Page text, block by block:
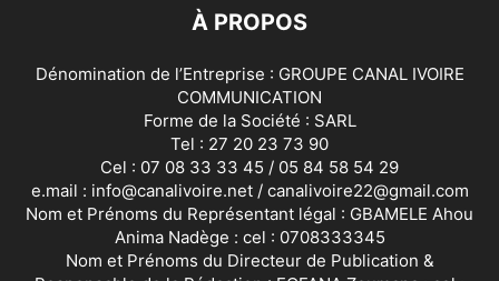
À PROPOS
Dénomination de l’Entreprise : GROUPE CANAL IVOIRE
COMMUNICATION
Forme de la Société : SARL
Tel : 27 20 23 73 90
Cel : 07 08 33 33 45 / 05 84 58 54 29
e.mail : info@canalivoire.net / canalivoire22@gmail.com
Nom et Prénoms du Représentant légal : GBAMELE Ahou
Anima Nadège : cel : 0708333345
Nom et Prénoms du Directeur de Publication &